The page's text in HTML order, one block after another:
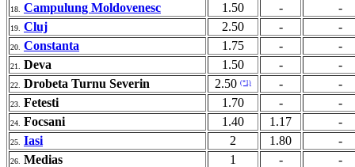
18. Campulung Moldovenesc 1.50 - -
19. Cluj 2.50 - -
20. Constanta 1.75 - -
21. Deva 1.50 - -
22. Drobeta Turnu Severin 2.50 (*1) - -
23. Fetesti 1.70 - -
24. Focsani 1.40 1.17 -
25. Iasi 2 1.80 -
26. Medias 1 - -